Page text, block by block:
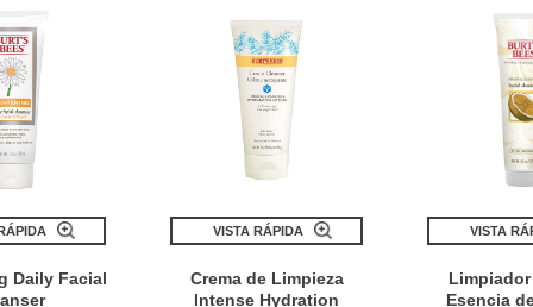
Daily Facial
VISTA RÁPIDA
Crema de Limpieza
Intense Hydration
VISTA
Esencia